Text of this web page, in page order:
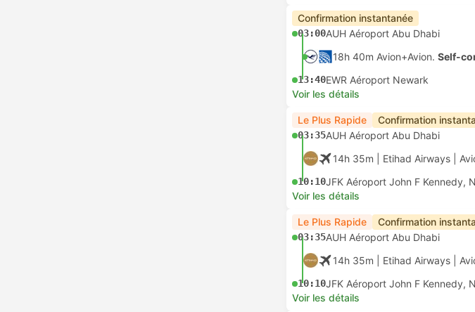
Confirmation instantanée
03:00AUH Aéroport Abu Dhabi
18h 40m Avion+Avion. Self-
13:40EWR Aéroport Newark
Voir les détails
Le Plus Rapide Confirmation
03:35AUH Aéroport Abu Dhabi
14h 35m | Etihad Airways
10:10JFK Aéroport John F Kennedy,
Voir les détails
Le Plus Rapide Confirmation
03:35AUH Aéroport Abu Dhabi
14h 35m | Etihad Airways
10:10JFK Aéroport John F Kennedy,
Voir les détails